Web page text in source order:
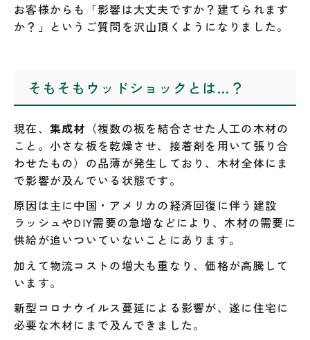
お客様からも「影響は大丈夫ですか？建てられます
か？」というご質問を沢山頂くようになりました。
そもそもウッドショックとは…？
現在、 集成材 （複数の板を結合させた人工の木材の
こと。小さな板を乾燥させ、接着剤を用いて張り合
わせたもの）の品薄が発生しており、木材全体にま
で影響が及んでいる状態です。
原因は主に中国・アメリカの経済回復に伴う建設
ラッシュやDIY需要の急増などにより、木材の需要に
供給が追いついていないことにあります。
加えて物流コストの増大も重なり、価格が高騰して
います。
新型コロナウイルス蔓延による影響が、遂に住宅に
必要な木材にまで及んできました。